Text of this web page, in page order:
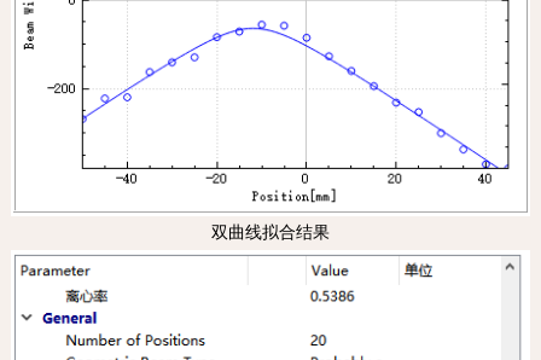
双曲线拟合结果